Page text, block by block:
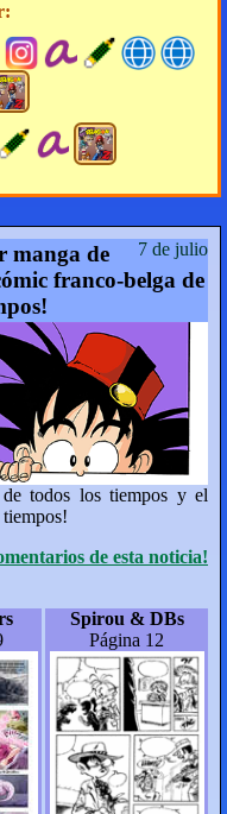
7 de julio
manga de
franco-belga de
todos los tiempos y el
de esta noticia!
Spirou & DBs
Página 12